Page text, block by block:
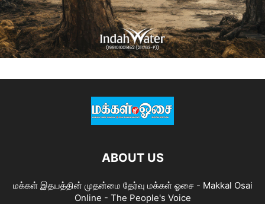
ABOUT US
மக்கள் இதயத்தின் முதன்மை தேர்வு மக்கள் ஓசை - Makkal Osai
Online - The People's Voice